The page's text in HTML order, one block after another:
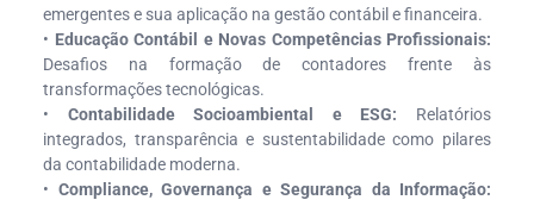
emergentes e sua aplicação na gestão contábil e financeira.
• Educação Contábil e Novas Competências Profissionais:
Desafios na formação de contadores frente às
transformações tecnológicas.
• Contabilidade Socioambiental e ESG: Relatórios
integrados, transparência e sustentabilidade como pilares
da contabilidade moderna.
• Compliance, Governança e Segurança da Informação: